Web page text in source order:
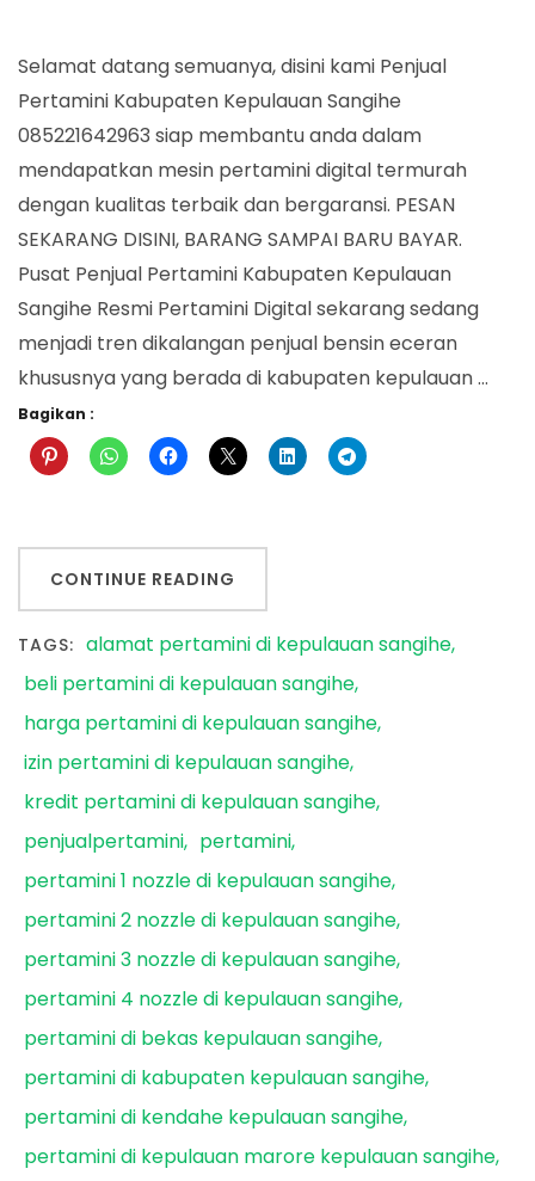
Kabupaten
Kepulauan
Sangihe
Selamat datang semuanya, disini kami Penjual
Pertamini Kabupaten Kepulauan Sangihe
085221642963 siap membantu anda dalam
mendapatkan mesin pertamini digital termurah
dengan kualitas terbaik dan bergaransi. PESAN
SEKARANG DISINI, BARANG SAMPAI BARU BAYAR.
Pusat Penjual Pertamini Kabupaten Kepulauan
Sangihe Resmi Pertamini Digital sekarang sedang
menjadi tren dikalangan penjual bensin eceran
khususnya yang berada di kabupaten kepulauan …
Bagikan :
CONTINUE READING
TAGS: alamat pertamini di kepulauan sangihe
beli pertamini di kepulauan sangihe
harga pertamini di kepulauan sangihe
izin pertamini di kepulauan sangihe
kredit pertamini di kepulauan sangihe
penjualpertamini
pertamini
pertamini 1 nozzle di kepulauan sangihe
pertamini 2 nozzle di kepulauan sangihe
pertamini 3 nozzle di kepulauan sangihe
pertamini 4 nozzle di kepulauan sangihe
pertamini di bekas kepulauan sangihe
pertamini di kabupaten kepulauan sangihe
pertamini di kendahe kepulauan sangihe
pertamini di kepulauan marore kepulauan sangihe